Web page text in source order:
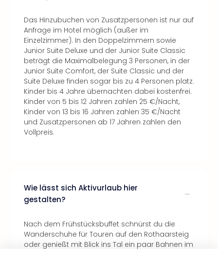
Das Hinzubuchen von Zusatzpersonen ist nur auf
Anfrage im Hotel möglich (außer im
Einzelzimmer). In den Doppelzimmern sowie
Junior Suite Deluxe und der Junior Suite Classic
beträgt die Maximalbelegung 3 Personen, in der
Junior Suite Comfort, der Suite Classic und der
Suite Deluxe finden sogar bis zu 4 Personen platz.
Kinder bis 4 Jahre übernachten dabei kostenfrei.
Kinder von 5 bis 12 Jahren zahlen 25 €/Nacht,
Kinder von 13 bis 16 Jahren zahlen 35 €/Nacht
und Zusatzpersonen ab 17 Jahren zahlen den
Vollpreis.
Wie lässt sich Aktivurlaub hier
gestalten?
Nach dem Frühstücksbuffet schnürst du die
Wanderschuhe für Touren auf den Rothaarsteig
oder genießt mit Blick ins Tal ein paar Bahnen im